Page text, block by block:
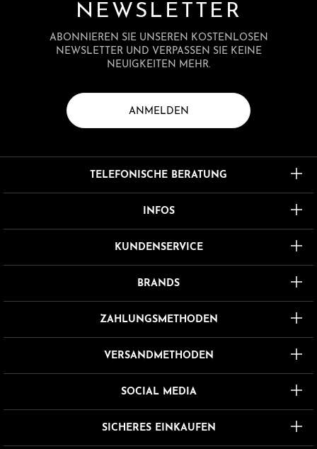
NEWSLETTER
ABONNIEREN SIE UNSEREN KOSTENLOSEN
NEWSLETTER UND VERPASSEN SIE KEINE
NEUIGKEITEN MEHR.
ANMELDEN
TELEFONISCHE BERATUNG
INFOS
KUNDENSERVICE
BRANDS
ZAHLUNGSMETHODEN
VERSANDMETHODEN
SOCIAL MEDIA
SICHERES EINKAUFEN